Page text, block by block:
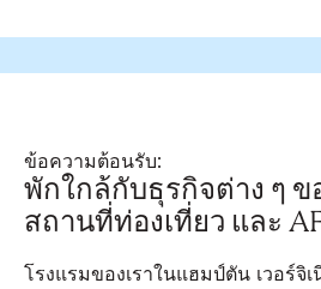
ข้อความต้อนรับ:
พักใกล้กับธุรกิจต่าง ๆ
สถานที่ท่องเที่ยว และ
โรงแรมของเราในแฮมป์ตัน เวอร์จิ